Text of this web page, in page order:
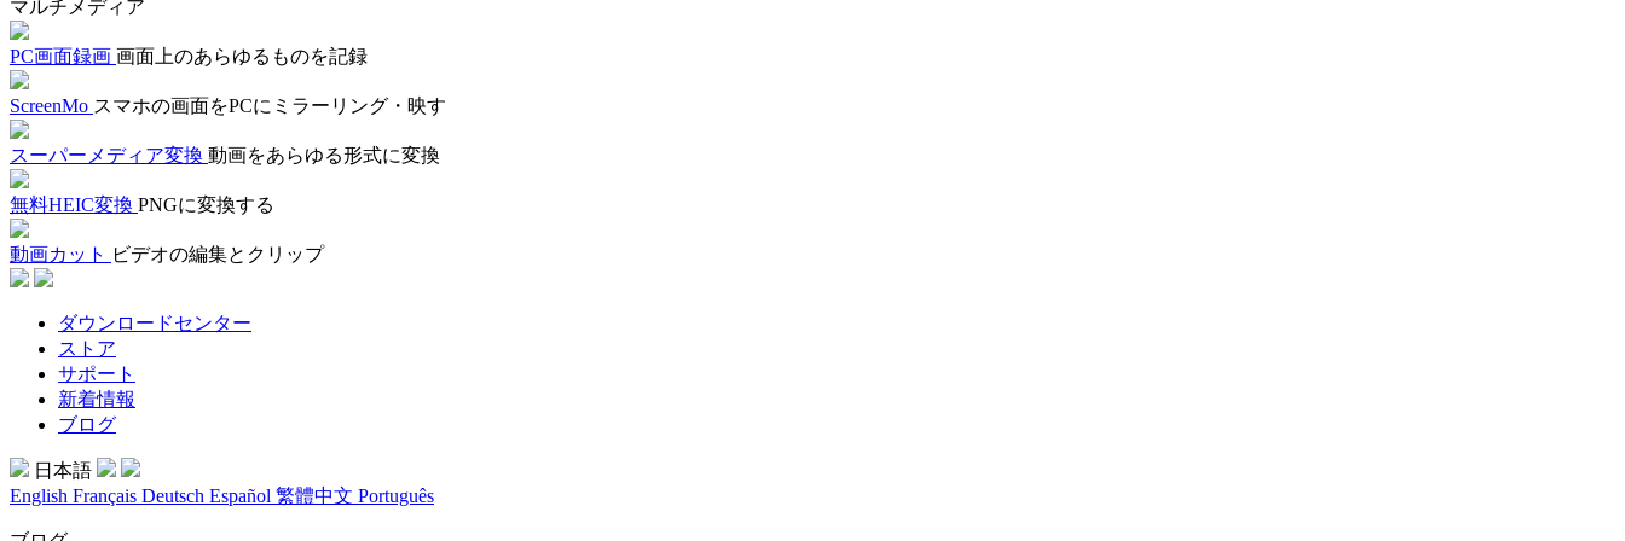
マルチメディア
PC画面録画 画面上のあらゆるものを記録
ScreenMo スマホの画面をPCにミラーリング・映す
スーパーメディア変換 動画をあらゆる形式に変換
無料HEIC変換 PNGに変換する
動画カット ビデオの編集とクリップ
ダウンロードセンター
ストア
サポート
新着情報
ブログ
日本語
English Français Deutsch Español 繁體中文 Português